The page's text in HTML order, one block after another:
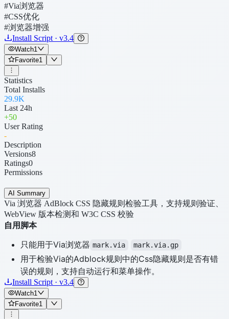
#Via浏览器
#CSS优化
#浏览器增强
Install Script · v3.4
Watch1
Favorite1
Statistics
Total Installs
29.9K
Last 24h
+50
User Rating
-
Description
Versions8
Ratings0
Permissions
AI Summary
Via 浏览器 AdBlock CSS 隐藏规则检验工具，支持规则验证、
WebView 版本检测和 W3C CSS 校验
自用脚本
只能用于Via浏览器 mark.via mark.via.gp
用于检验Via的Adblock规则中的Css隐藏规则是否有错
误的规则，支持自动运行和菜单操作。
Install Script · v3.4
Watch1
Favorite1